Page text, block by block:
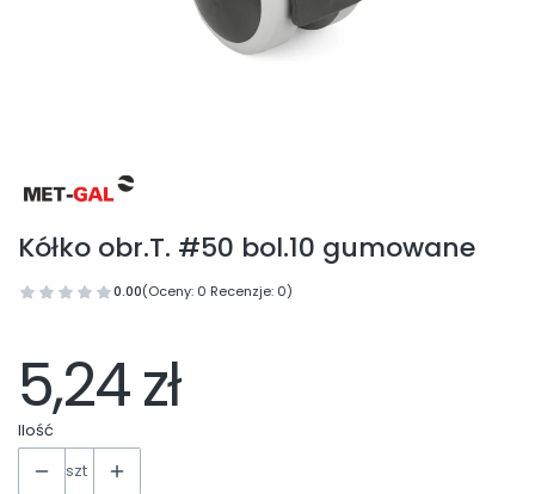
Kółko obr.T. #50 bol.10 gumowane
0.00(Oceny: 0 Recenzje: 0)
5,24 zł
Ilość
szt